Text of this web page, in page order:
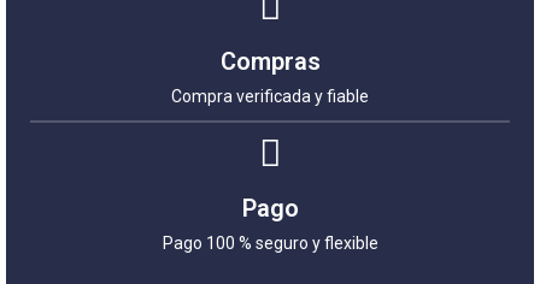
Compras
Compra verificada y fiable
Pago
Pago 100 % seguro y flexible